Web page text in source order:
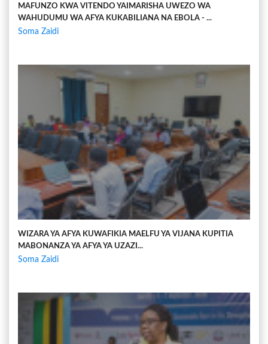
MAFUNZO KWA VITENDO YAIMARISHA UWEZO WA
WAHUDUMU WA AFYA KUKABILIANA NA EBOLA - ...
Soma Zaidi
WIZARA YA AFYA KUWAFIKIA MAELFU YA VIJANA KUPITIA
MABONANZA YA AFYA YA UZAZI...
Soma Zaidi